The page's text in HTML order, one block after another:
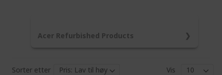
Acer Refurbished Products
they meet the highest industry standards.
Sorter etter Vis